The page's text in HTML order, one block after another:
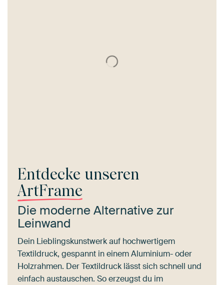
Entdecke unseren
ArtFrame
Die moderne Alternative zur
Leinwand
Dein Lieblingskunstwerk auf hochwertigem
Textildruck, gespannt in einem Aluminium- oder
Holzrahmen. Der Textildruck lässt sich schnell und
einfach austauschen. So erzeugst du im